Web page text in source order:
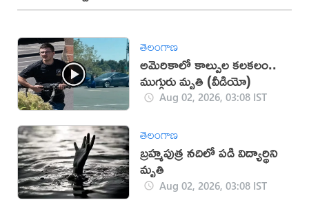
తెలంగాణ
అమెరికాలో కాల్పుల కలకలం..
ముగ్గురు మృతి (వీడియో)
Aug 02, 2026, 03:08 IST
తెలంగాణ
బ్రహ్మపుత్ర నదిలో పడి విద్యార్థిని
మృతి
Aug 02, 2026, 03:08 IST